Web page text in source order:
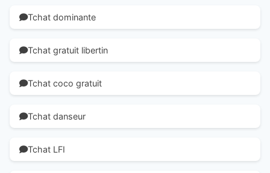
Tchat dominante
Tchat gratuit libertin
Tchat coco gratuit
Tchat danseur
Tchat LFI